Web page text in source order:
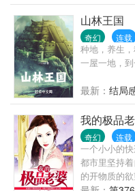
山林王国
奇幻 连载
种地，养生
一屋一地，
最新： 结局
我的极品
奇幻 连载
一个小小的
都市里坚持
的开物质的